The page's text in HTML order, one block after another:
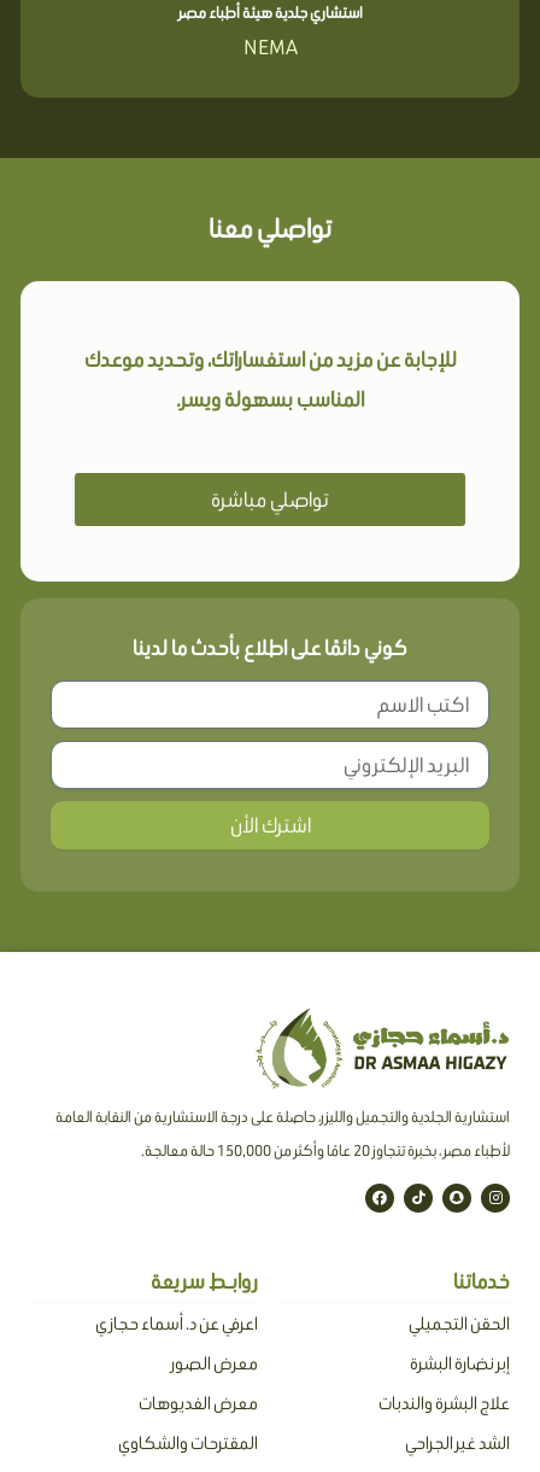
استشاري جلدية هيئة أطباء مصر
NEMA
تواصلي معنا
للإجابة عن مزيد من استفساراتك، وتحديد موعدك
المناسب بسهولة ويسر.
تواصلي مباشرة
كوني دائمًا على اطلاع بأحدث ما لدينا
اشترك الأن
استشارية الجلدية والتجميل والليزر، حاصلة على درجة الاستشارية من النقابة العامة
لأطباء مصر ، بخبرة تتجاوز 20 عامًا وأكثر من 150,000 حالة معالجة.
I
n
s
a
S
n
a
a
t
T
i
k
F
a
c
خدماتنا
الحقن التجميلي
إبر نضارة البشرة
علاج البشرة والندبات
الشد غير الجراحي
روابـط سريعة
اعرفي عن د. أسماء حجازي
معرض الصور
معرض الفديوهات
المقترحات والشكاوي